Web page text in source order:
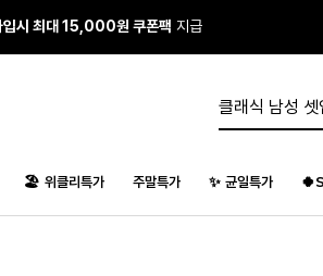
앱다운 3,000원쿠폰 증정
🏖️ 위클리특가 주말특가 ✨ 균일특가